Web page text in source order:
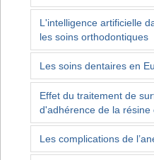
L'intelligence artificielle
les soins orthodontiques
Les soins dentaires en
Effet du traitement de
d'adhérence de la résine
Les complications de